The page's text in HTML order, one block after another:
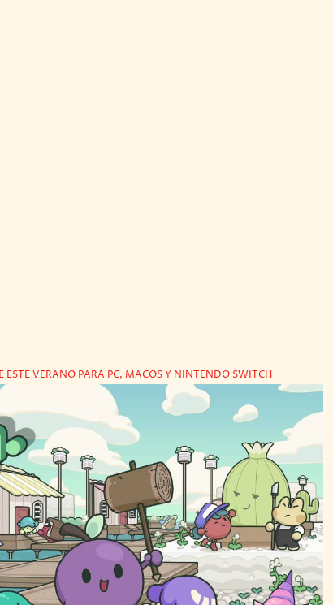
ESTE VERANO PARA PC, MACOS Y NINTENDO SWITCH